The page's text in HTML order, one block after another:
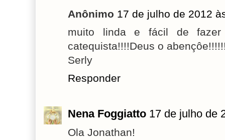
Anônimo 17 de julho de 2012
muito linda e fácil de
catequista!!!!Deus o
Serly
Responder
Nena Foggiatto 17 de julho de
Ola Jonathan!